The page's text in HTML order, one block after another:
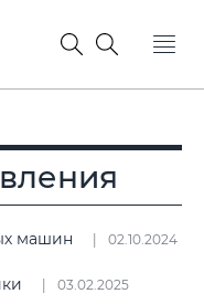
машин 02.10.2024
03.02.2025